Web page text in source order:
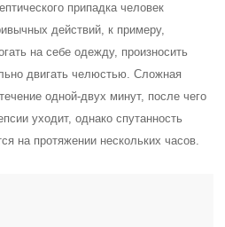
припадка человек
действий, к примеру,
на себе одежду, произносить
двигать челюстью. Сложная
одной-двух минут, после чего
уходит, однако спутанность
на протяжении нескольких часов.